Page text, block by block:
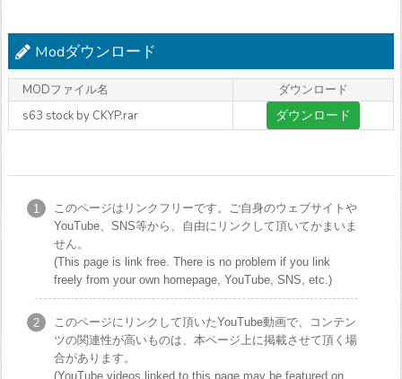
Modダウンロード
MODファイル名
ダウンロード
s63 stock by CKYP.rar
ダウンロード
このページはリンクフリーです。ご自身のウェブサイトや
YouTube、SNS等から、自由にリンクして頂いてかまいま
せん。
(This page is link free. There is no problem if you link
freely from your own homepage, YouTube, SNS, etc.)
このページにリンクして頂いたYouTube動画で、コンテン
ツの関連性が高いものは、本ページ上に掲載させて頂く場
合があります。
(YouTube videos linked to this page may be featured on